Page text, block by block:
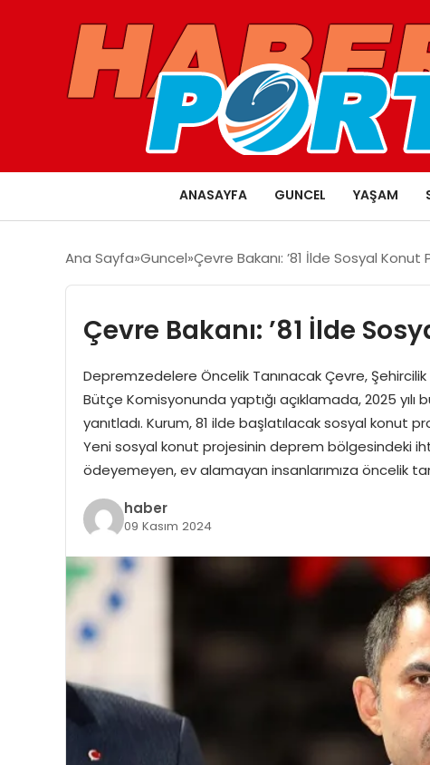
ANASAYFA GUNCEL YAŞAM
Ana Sayfa Guncel Çevre Bakanı: ’81 İlde Sosyal Konut
Çevre Bakanı: ’81 İlde
Depremzedelere Öncelik Tanınacak Çevre,
Bütçe Komisyonunda yaptığı açıklamada, 2025
yanıtladı. Kurum, 81 ilde başlatılacak sosyal konut
Yeni sosyal konut projesinin deprem bölgesindeki
ödeyemeyen, ev alamayan insanlarımıza öncelik
haber
09 Kasım 2024